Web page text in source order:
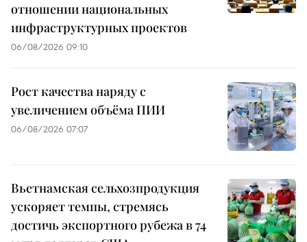
отношении национальных
инфраструктурных проектов
06/08/2026 09:10
Рост качества наряду с
увеличением объёма ПИИ
06/08/2026 07:07
Вьетнамская сельхозпродукция
ускоряет темпы, стремясь
достичь экспортного рубежа в 74